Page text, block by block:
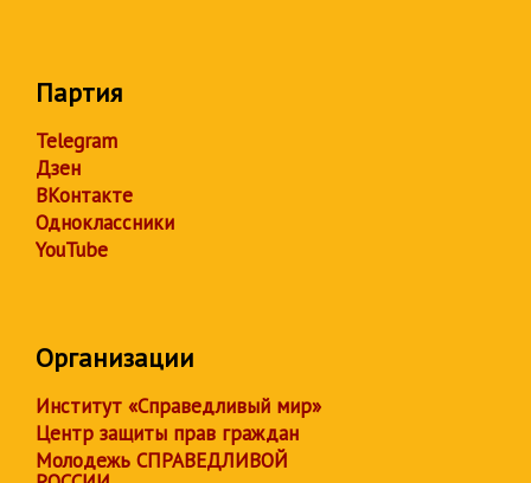
Партия
Telegram
Дзен
ВКонтакте
Одноклассники
YouTube
Организации
Институт «Справедливый мир»
Центр защиты прав граждан
Молодежь СПРАВЕДЛИВОЙ